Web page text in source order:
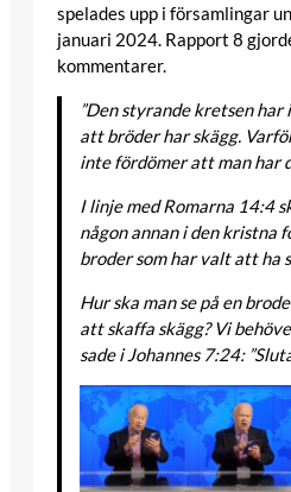
spelades upp i församlingar
januari 2024. Rapport 8
kommentarer.
”Den styrande kretsen
att bröder har skägg.
inte fördömer att man har
I linje med Romarna 14:4
någon annan i den kristna
broder som har valt att ha
Hur ska man se på en
att skaffa skägg? Vi
sade i Johannes 7:24: